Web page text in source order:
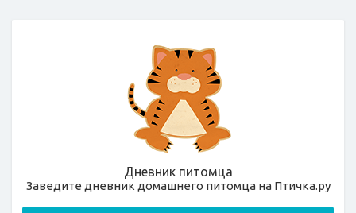
Дневник питомца
Заведите дневник домашнего питомца на Птичка.ру